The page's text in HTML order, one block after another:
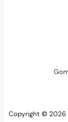
Copyright © 2026